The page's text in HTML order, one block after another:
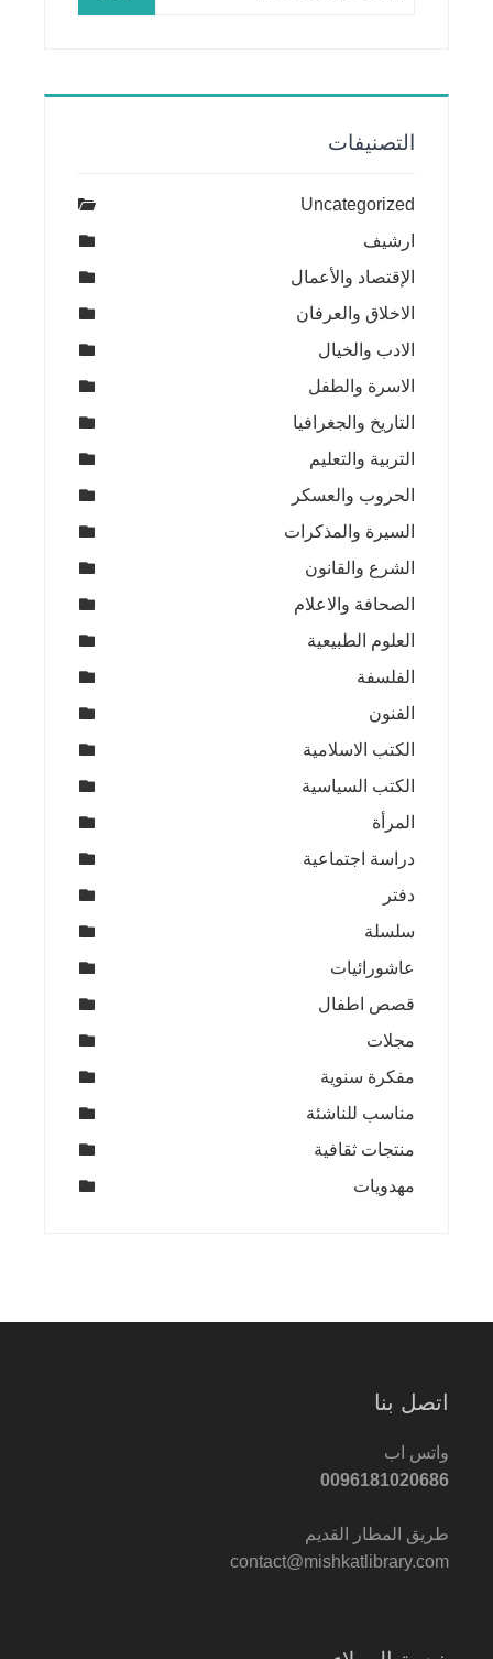
التصنيفات
Uncategorized
ارشيف
الإقتصاد والأعمال
الاخلاق والعرفان
الادب والخيال
الاسرة والطفل
التاريخ والجغرافيا
التربية والتعليم
الحروب والعسكر
السيرة والمذكرات
الشرع والقانون
الصحافة والاعلام
العلوم الطبيعية
الفلسفة
الفنون
الكتب الاسلامية
الكتب السياسية
المرأة
دراسة اجتماعية
دفتر
سلسلة
عاشورائيات
قصص اطفال
مجلات
مفكرة سنوية
مناسب للناشئة
منتجات ثقافية
مهدويات
اتصل بنا
واتس اب
0096181020686
طريق المطار القديم
contact@mishkatlibrary.com